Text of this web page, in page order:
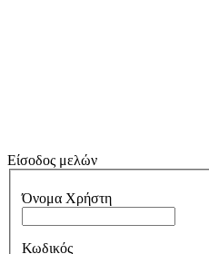
Είσοδος μελών
Όνομα Χρήστη
Κωδικός